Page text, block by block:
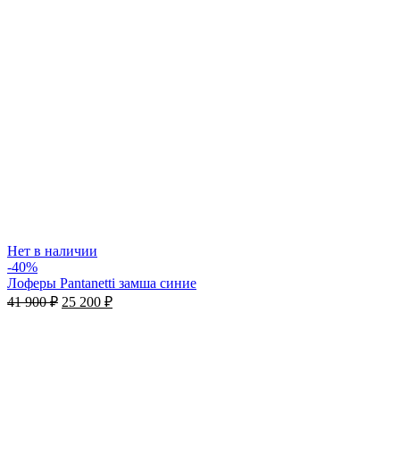
Нет в наличии
-40%
Лоферы Pantanetti замша синие
41 900₽ 25 200 ₽